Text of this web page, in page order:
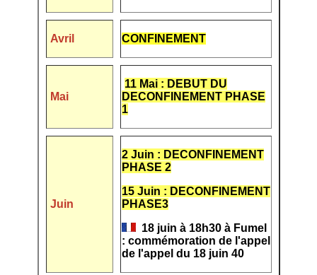
Avril CONFINEMENT
Mai
11 Mai : DEBUT DU
DECONFINEMENT PHASE
1
Juin
2 Juin : DECONFINEMENT
PHASE 2
15 Juin : DECONFINEMENT
PHASE3
18 juin à 18h30 à Fumel
: commémoration de l'appel
de l'appel du 18 juin 40